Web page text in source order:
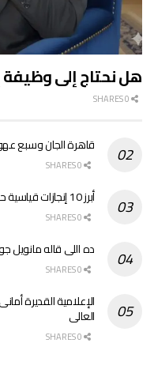
هل نحتاج إلى
قاهرة الجان وسبع
أبرز 10 إنجازات قياسية حطمها محمد صلاح فى 2024
ده اللى قاله مانويل
الإعلامية القديرة
العالى